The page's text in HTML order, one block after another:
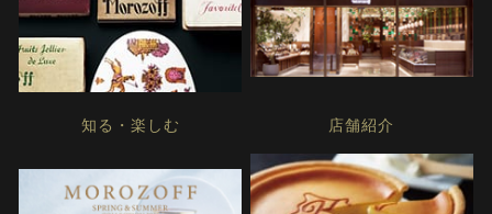
知る・楽しむ 店舗紹介